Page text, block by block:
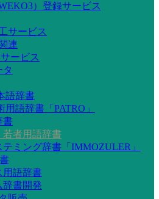
）登録サービス
サービス
連
ービス
語辞書
語辞書「PATRO」
書
若者用語辞書
ミング辞書「IMMOZULER」
用語辞書
辞書開発